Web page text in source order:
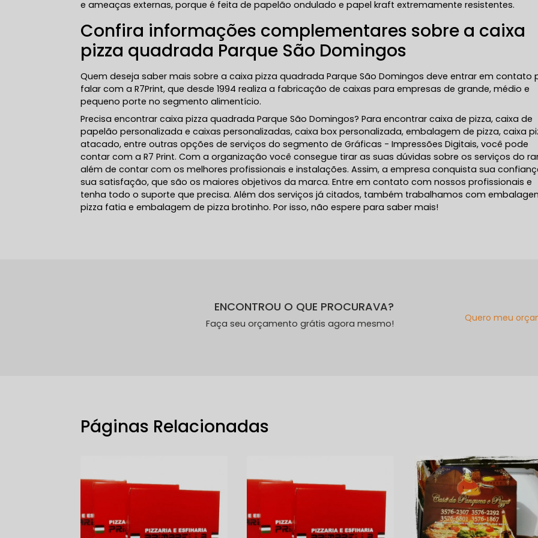
e ameaças externas, porque é feita de papelão ondulado e papel kraft extremamente resistentes.
Confira informações complementares sobre a caixa
pizza quadrada Parque São Domingos
Quem deseja saber mais sobre a caixa pizza quadrada Parque São Domingos deve entrar em contato
falar com a R7Print, que desde 1994 realiza a fabricação de caixas para empresas de grande, médio e
pequeno porte no segmento alimentício.
Precisa encontrar caixa pizza quadrada Parque São Domingos? Para encontrar caixa de pizza, caixa de
papelão personalizada e caixas personalizadas, caixa box personalizada, embalagem de pizza, caixa
atacado, entre outras opções de serviços do segmento de Gráficas - Impressões Digitais, você pode
contar com a R7 Print. Com a organização você consegue tirar as suas dúvidas sobre os serviços do
além de contar com os melhores profissionais e instalações. Assim, a empresa conquista sua
sua satisfação, que são os maiores objetivos da marca. Entre em contato com nossos profissionais e
tenha todo o suporte que precisa. Além dos serviços já citados, também trabalhamos com
pizza fatia e embalagem de pizza brotinho. Por isso, não espere para saber mais!
ENCONTROU O QUE PROCURAVA?
Faça seu orçamento grátis agora mesmo!
Quero meu
Páginas Relacionadas